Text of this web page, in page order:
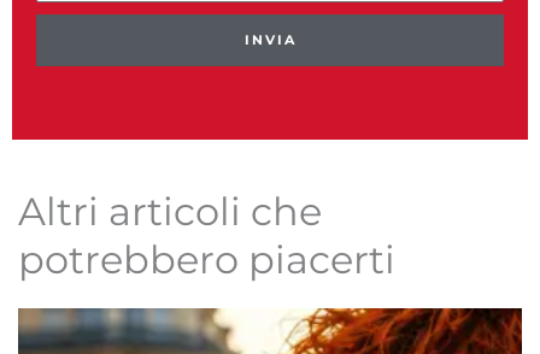
INVIA
Altri articoli che
potrebbero piacerti